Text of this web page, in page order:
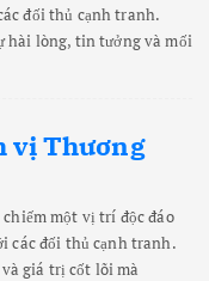
đối thủ cạnh tranh.
hài lòng, tin tưởng và mối
vị Thương
một vị trí độc đáo
các đối thủ cạnh tranh.
giá trị cốt lõi mà